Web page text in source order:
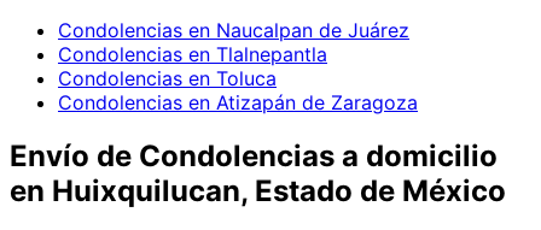
Condolencias en Naucalpan de Juárez
Condolencias en Tlalnepantla
Condolencias en Toluca
Condolencias en Atizapán de Zaragoza
Envío de Condolencias a domicilio
en Huixquilucan, Estado de México